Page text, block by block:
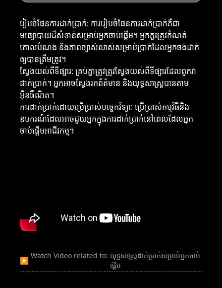
រៀបចំផែនការដាក់ប្រាក់: ការរៀបចំផែនការដាក់ប្រាក់គឺជា
មធ្យោបាយដ៏សំខាន់សម្រាប់អ្នកចាប់ផ្តើម។ អ្នកគួរត្រូវកំណត់
គោលបំណង និងភាពច្បាស់លាស់សម្រាប់ប្រាក់ដែលអ្នកចង់ដាក់
ឲ្យបានត្រឹមត្រូវ។
ស្វែងយល់ពីទីផ្សារ: គ្រប់គ្នាត្រូវត្រូវស្វែងយល់ពីទីផ្សារដែលពួកវា
ដាក់ប្រាក់។ អ្នកអាចស្វែងរកព័ត៌មាន និងយុទ្ធសាស្ត្របានតាម
អ៊ីនធឺណិត។
ការដាក់ប្រាក់ដោយប្រើប្រាស់បច្ចេកវិទ្យា: ប្រើប្រាស់កម្មវិធីនិង
ឧបករណ៍ដែលអាចជួយអ្នកក្នុងការដាក់ប្រាក់នៅពេលដែលអ្នក
ចាប់ផ្តើមអាជីវកម្ម។
▶
Watch Video related to: យុទ្ធសាស្ត្រដាក់ប្រាក់សម្រាប់អ្នកចាប់
ផ្តើម